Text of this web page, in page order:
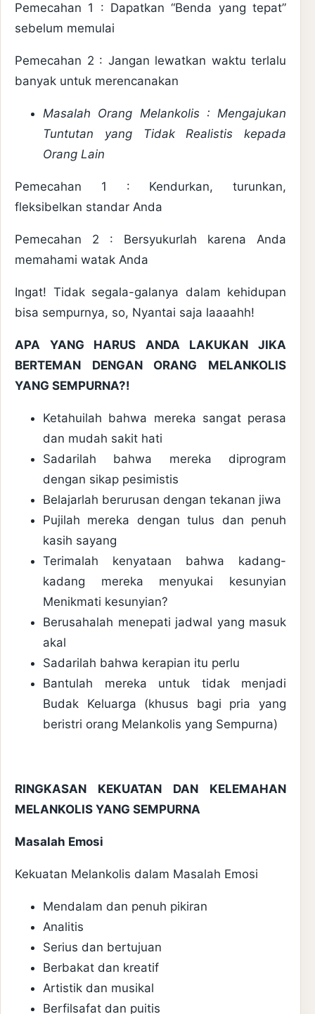
Pemecahan 1 : Dapatkan “Benda yang tepat”
sebelum memulai
Pemecahan 2 : Jangan lewatkan waktu terlalu
banyak untuk merencanakan
Masalah Orang Melankolis : Mengajukan
Tuntutan yang Tidak Realistis kepada
Orang Lain
Pemecahan 1 : Kendurkan, turunkan,
fleksibelkan standar Anda
Pemecahan 2 : Bersyukurlah karena Anda
memahami watak Anda
Ingat! Tidak segala-galanya dalam kehidupan
bisa sempurnya, so, Nyantai saja laaaahh!
APA YANG HARUS ANDA LAKUKAN JIKA
BERTEMAN DENGAN ORANG MELANKOLIS
YANG SEMPURNA?!
Ketahuilah bahwa mereka sangat perasa
dan mudah sakit hati
Sadarilah bahwa mereka diprogram
dengan sikap pesimistis
Belajarlah berurusan dengan tekanan jiwa
Pujilah mereka dengan tulus dan penuh
kasih sayang
Terimalah kenyataan bahwa kadang-
kadang mereka menyukai kesunyian
Menikmati kesunyian?
Berusahalah menepati jadwal yang masuk
akal
Sadarilah bahwa kerapian itu perlu
Bantulah mereka untuk tidak menjadi
Budak Keluarga (khusus bagi pria yang
beristri orang Melankolis yang Sempurna)
RINGKASAN KEKUATAN DAN KELEMAHAN
MELANKOLIS YANG SEMPURNA
Masalah Emosi
Kekuatan Melankolis dalam Masalah Emosi
Mendalam dan penuh pikiran
Analitis
Serius dan bertujuan
Berbakat dan kreatif
Artistik dan musikal
Berfilsafat dan puitis